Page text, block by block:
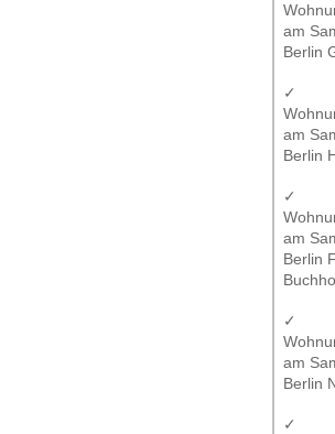
am
Berlin
✓
am
Berlin
✓
am
Berlin
✓
am
Berlin
✓